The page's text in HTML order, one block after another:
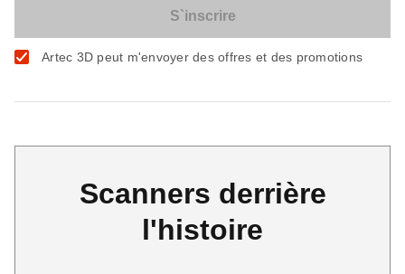
Artec 3D peut m'envoyer des offres et des promotions
Scanners derrière
l'histoire